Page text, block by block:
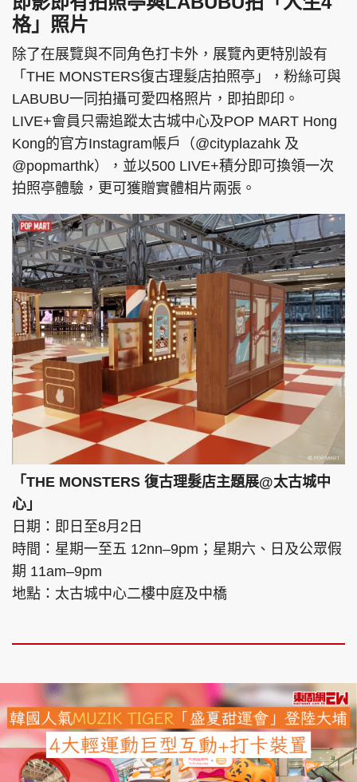
格」照片
除了在展覽與不同角色打卡外，展覽內更特別設有
「THE MONSTERS復古理髮店拍照亭」，粉絲可與
LABUBU一同拍攝可愛四格照片，即拍即印。
LIVE+會員只需追蹤太古城中心及POP MART Hong
Kong的官方Instagram帳戶（@cityplazahk 及
@popmarthk），並以500 LIVE+積分即可換領一次
拍照亭體驗，更可獲贈實體相片兩張。
「THE MONSTERS 復古理髮店主題展@太古城中
心」
日期：即日至8月2日
時間：星期一至五 12nn–9pm；星期六、日及公眾假
期 11am–9pm
地點：太古城中心二樓中庭及中橋